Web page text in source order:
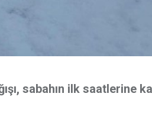
sabahın ilk saatlerine